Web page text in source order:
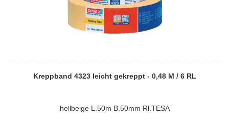
Kreppband 4323 leicht gekreppt - 0,48 M / 6 RL
hellbeige L.50m B.50mm Rl.TESA